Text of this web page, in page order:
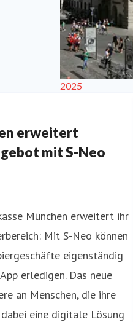
2025
erweitert
mit S-Neo
München erweitert ihr
Mit S-Neo können
eigenständig
erledigen. Das neue
an Menschen, die ihre
eine digitale Lösung